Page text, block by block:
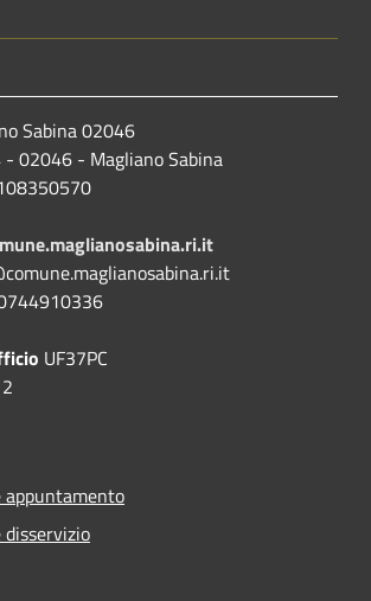
Sabina 02046
- 02046 - Magliano Sabina
UF37PC
appuntamento
disservizio